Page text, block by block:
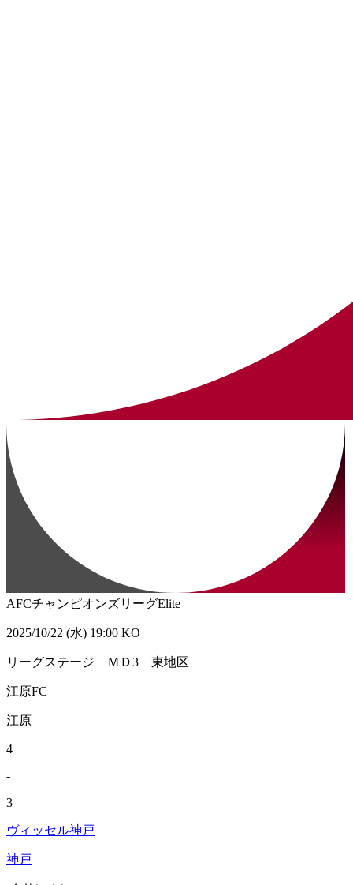
AFCチャンピオンズリーグElite
2025/10/22 (水) 19:00 KO
リーグステージ ＭＤ3 東地区
江原FC
江原
4
-
3
ヴィッセル神戸
神戸